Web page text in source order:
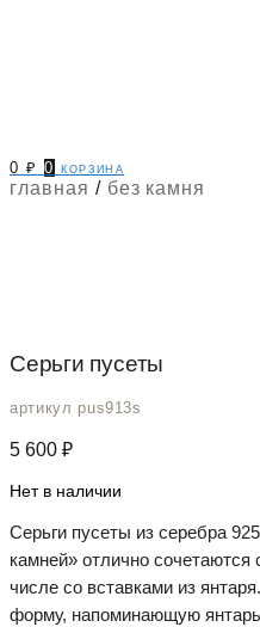
0₽ 0 корзина
главная / без камня
Серьги пусеты
артикул pus913s
5 600 ₽
Нет в наличии
Серьги пусеты из серебра
камней» отлично
числе со вставками из
форму, напоминающую